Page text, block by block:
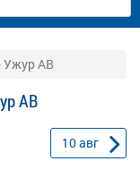
Ужур АВ
АВ
10авг